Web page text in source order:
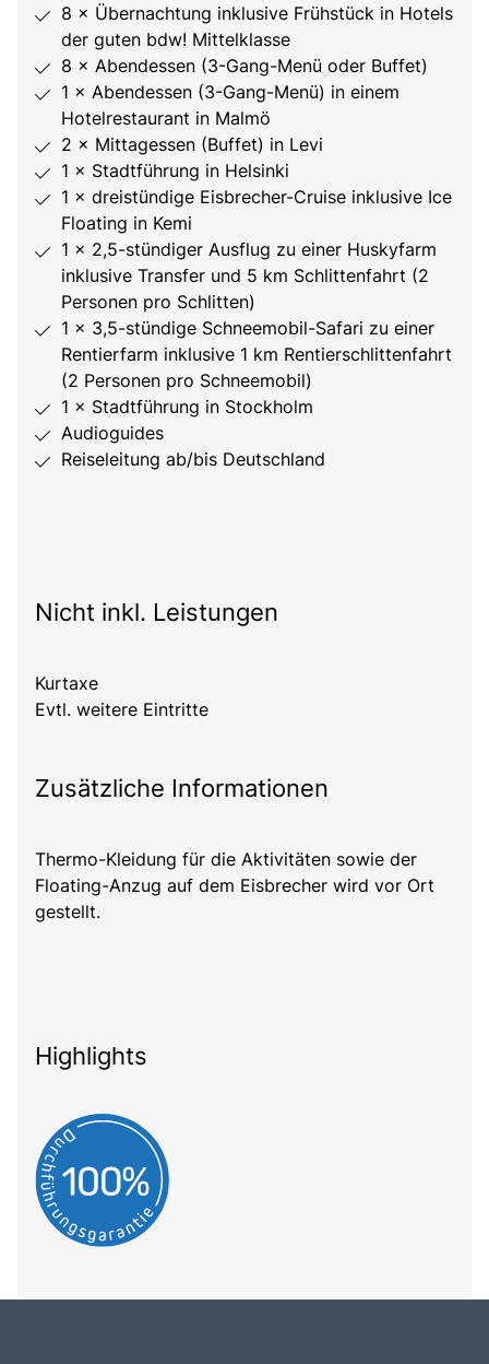
8 × Übernachtung inklusive Frühstück in Hotels
der guten bdw! Mittelklasse
8 × Abendessen (3-Gang-Menü oder Buffet)
1 × Abendessen (3-Gang-Menü) in einem
Hotelrestaurant in Malmö
2 × Mittagessen (Buffet) in Levi
1 × Stadtführung in Helsinki
1 × dreistündige Eisbrecher-Cruise inklusive Ice
Floating in Kemi
1 × 2,5-stündiger Ausflug zu einer Huskyfarm
inklusive Transfer und 5 km Schlittenfahrt (2
Personen pro Schlitten)
1 × 3,5-stündige Schneemobil-Safari zu einer
Rentierfarm inklusive 1 km Rentierschlittenfahrt
(2 Personen pro Schneemobil)
1 × Stadtführung in Stockholm
Audioguides
Reiseleitung ab/bis Deutschland
Nicht inkl. Leistungen
Kurtaxe
Evtl. weitere Eintritte
Zusätzliche Informationen
Thermo-Kleidung für die Aktivitäten sowie der
Floating-Anzug auf dem Eisbrecher wird vor Ort
gestellt.
Highlights